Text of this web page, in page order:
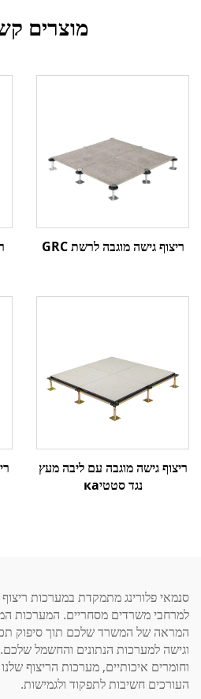
מוצרים
ריצוף גישה מוגבה לרשת GRC
ריצוף גישה מוגבה עם ליבה מעץ
נגד סטטיка
סנמאי פלורינג מתמקדת במערכות
למרחבי משרדים מסחריים. המערכות
המראה של המשרד שלכם תוך סיפוק
וגישה למערכות הנתונים והחשמל
וחומרים איכותיים, מערכות הריצוף
העורכים חשיבות לתפקוד ולגמישות.